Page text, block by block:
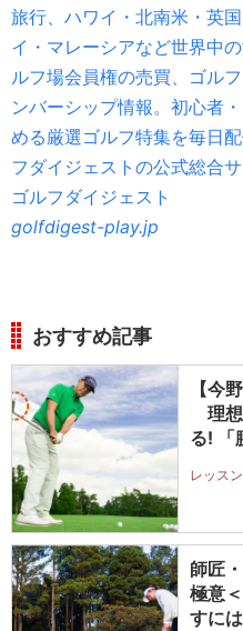
旅行、ハワイ・北南米・英
イ・マレーシアなど世界中
ルフ場会員権の売買、ゴル
ンバーシップ情報。初心者
める厳選ゴルフ特集を毎日
フダイジェストの公式総合
ゴルフダイジェスト
golfdigest-play.jp
おすすめ記事
【今
理想
る! 「
レッス
師匠
極意
すに